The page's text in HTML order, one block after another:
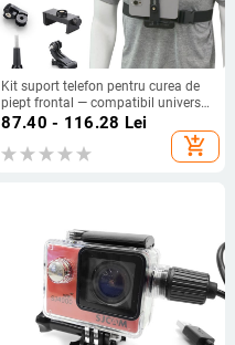
Kit suport telefon pentru curea de
piept frontal — compatibil universal,
din plastic + bandă elastică, logo
87.40 - 116.28 Lei
add_shopping_cart